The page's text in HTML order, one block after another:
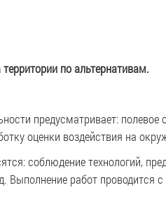
по альтернативам.
предусматривает: полевое
оценки воздействия на
соблюдение технологий,
Выполнение работ